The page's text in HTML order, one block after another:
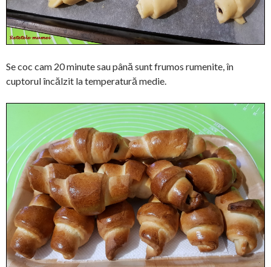
Se coc cam 20 minute sau până sunt frumos rumenite, în
cuptorul încălzit la temperatură medie.